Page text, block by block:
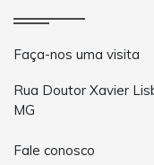
Faça-nos uma visita
Rua Doutor Xavier
MG
Fale conosco